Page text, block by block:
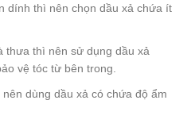
dính thì nên chọn dầu xả chứa ít
thưa thì nên sử dụng dầu xả
vệ tóc từ bên trong.
dùng dầu xả có chứa độ ẩm